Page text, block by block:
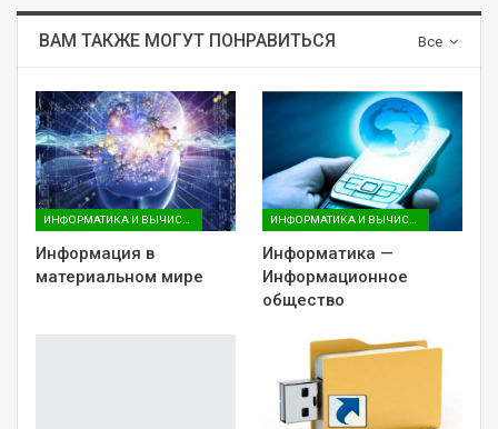
Все
ВАМ ТАКЖЕ МОГУТ ПОНРАВИТЬСЯ
ИНФОРМАТИКА И ВЫЧИСЛИТЕЛЬНАЯ ТЕХНИКА (ДЛЯ ГУМАНИТАРНЫХ НАПРАВЛЕНИЙ)
Информация в
материальном мире
ИНФОРМАТИКА И ВЫЧИСЛИТЕЛЬНАЯ ТЕХНИКА (ДЛЯ ГУМАНИТАРНЫХ НАПРАВЛЕНИЙ)
Информатика —
Информационное
общество